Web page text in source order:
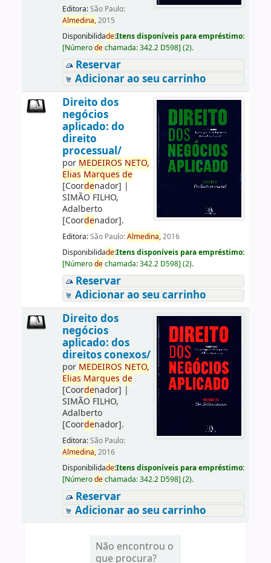
Editora:São Paulo:
Almedina,2015
Disponibilidade:Itens disponíveis para empréstimo:
[Númerodechamada:342.2 D598] (2).
Reservar
Adicionar ao seu carrinho
Direito dos
negócios
aplicado: do
direito
processual/
por MEDEIROS NETO,
Elias Marques de
[Coordenador] |
SIMÃO FILHO,
Adalberto
[Coordenador].
Editora:São Paulo:Almedina,2016
Disponibilidade:Itens disponíveis para empréstimo:
[Númerodechamada:342.2 D598] (2).
Reservar
Adicionar ao seu carrinho
Direito dos
negócios
aplicado: dos
direitos conexos/
por MEDEIROS NETO,
Elias Marques de
[Coordenador] |
SIMÃO FILHO,
Adalberto
[Coordenador].
Editora:São Paulo:
Almedina,2016
Disponibilidade:Itens disponíveis para empréstimo:
[Númerodechamada:342.2 D598] (2).
Reservar
Adicionar ao seu carrinho
Não encontrou o
que procura?